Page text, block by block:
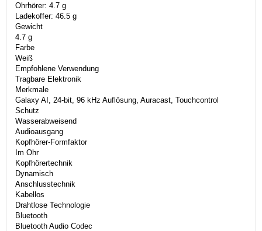
Ohrhörer: 4.7 g
Ladekoffer: 46.5 g
Gewicht
4.7 g
Farbe
Weiß
Empfohlene Verwendung
Tragbare Elektronik
Merkmale
Galaxy AI, 24-bit, 96 kHz Auflösung, Auracast, Touchcontrol
Schutz
Wasserabweisend
Audioausgang
Kopfhörer-Formfaktor
Im Ohr
Kopfhörertechnik
Dynamisch
Anschlusstechnik
Kabellos
Drahtlose Technologie
Bluetooth
Bluetooth Audio Codec